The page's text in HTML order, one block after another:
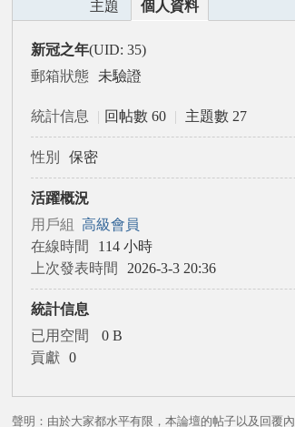
主題 個人資料
新冠之年(UID: 35)
郵箱狀態
未驗證
統計信息 | 回帖數 60 | 主題數 27
性別 保密
活躍概況
用戶組高級會員
在線時間
114 小時
上次發表時間
2026-3-3 20:36
統計信息
已用空間
0 B
貢獻
0
聲明：由於大家都水平有限，本論壇的帖子以及回覆